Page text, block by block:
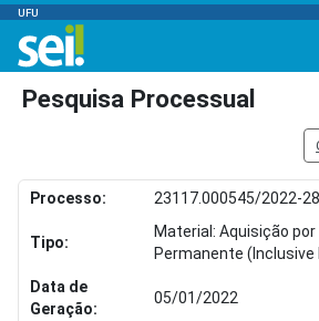
UFU
Pesquisa Processual
Processo: 23117.000545/2022-28
Tipo:
Material: Aquisição
Permanente (Inclusive
Data de
Geração:
05/01/2022